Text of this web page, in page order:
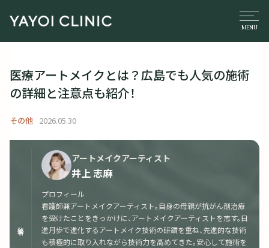
医療アートメイクとは？広島でも人気の施術
の詳細と注意点も紹介！
その他 2026.05.30
アートメイクアーティスト
井上 志麻
プロフィール
看護師兼アートメイクアーティスト。自身の母親が抗がん剤治療
を受けたことをきっかけに、アートメイクアーティストを志す。日
進月歩で進化するアートメイク技術の研鑽を重ね、先進的な技術
も積極的に取り入れながら技術力を高めてきた。安心して施術を